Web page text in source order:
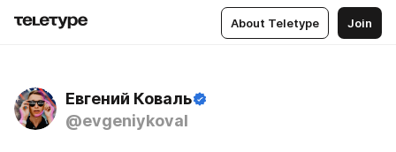
About Teletype Join
Евгений Коваль
@evgeniykoval